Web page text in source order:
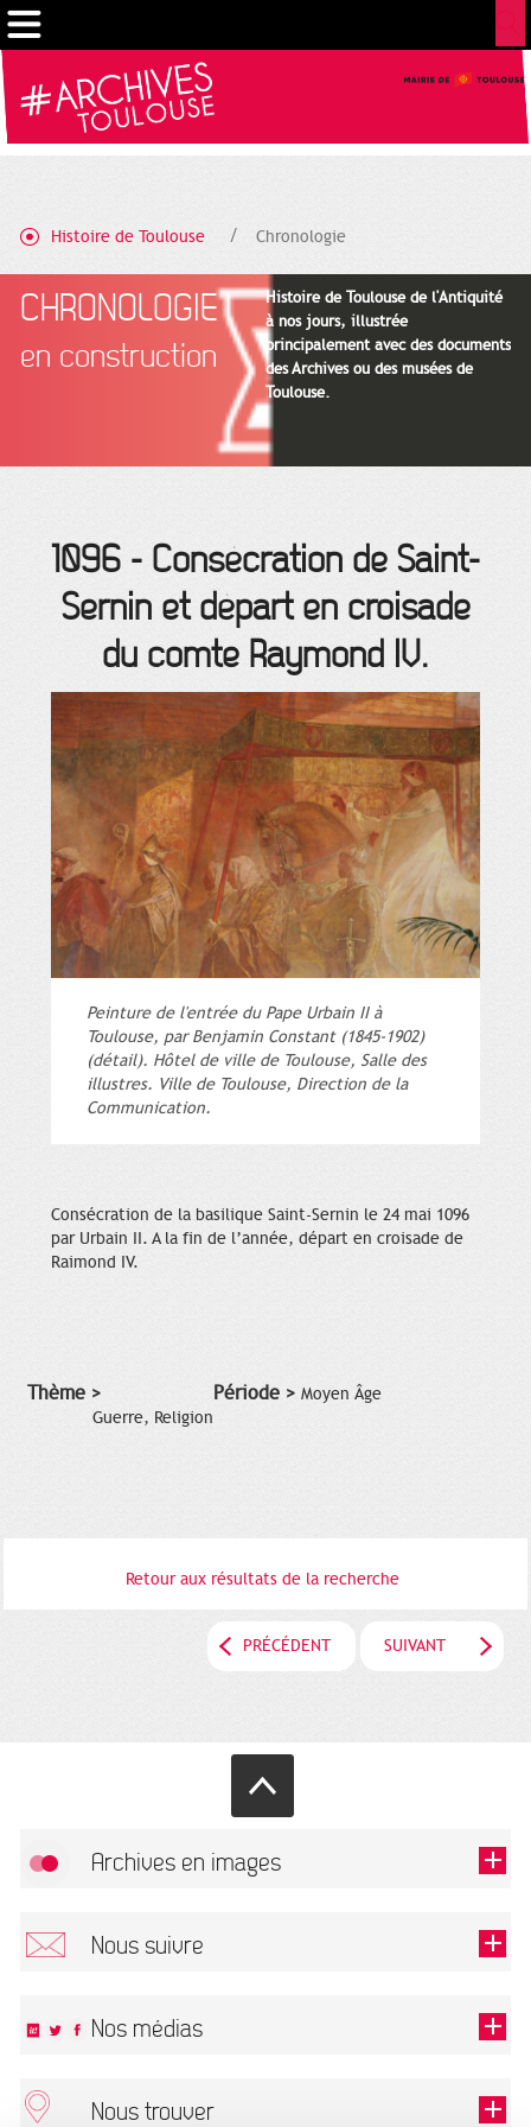
Histoire de Toulouse Chronologie
CHRONOLOGIE
en construction
Histoire de Toulouse de l'Antiquité
à nos jours, illustrée
principalement avec des documents
des Archives ou des musées de
Toulouse.
1096 - Consécration de Saint-
Sernin et départ en croisade
du comte Raymond IV.
Peinture de l'entrée du Pape Urbain II à
Toulouse, par Benjamin Constant (1845-1902)
(détail). Hôtel de ville de Toulouse, Salle des
illustres. Ville de Toulouse, Direction de la
Communication.
Consécration de la basilique Saint-Sernin le 24 mai 1096
par Urbain II. A la fin de l’année, départ en croisade de
Raimond IV.
Thème >
Guerre, Religion
Période > Moyen Âge
Retour aux résultats de la recherche
PRÉCÉDENT SUIVANT
Archives en images
Nous suivre
Ce champ est exigé.
Nos médias
Nous trouver
Gestion de vos préférences sur les cookies